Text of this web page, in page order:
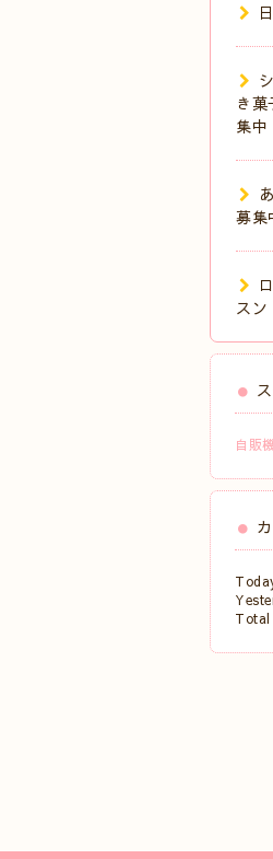
き
集中
募集
ス
自販
Total